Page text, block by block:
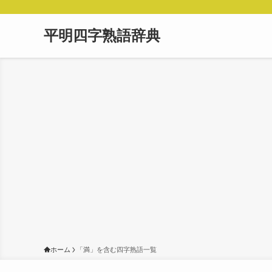
平明四字熟語辞典
ホーム 「満」を含む四字熟語一覧